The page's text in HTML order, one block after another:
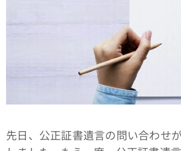
先日、公正証書遺言の問い合わせ